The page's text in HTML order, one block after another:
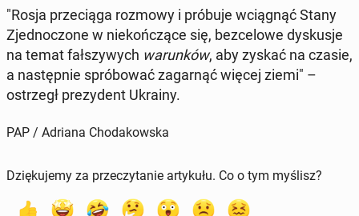
"Rosja prze­cią­ga rozmowy i próbuje wcią­gnąć Stany
Zjed­no­czo­ne w nie­koń­czą­ce się, bez­ce­lo­we dys­ku­sje
na temat fał­szy­wych wa­run­ków, aby zyskać na czasie,
a na­stęp­nie spró­bo­wać za­gar­nąć więcej ziemi" –
ostrzegł pre­zy­dent Ukrainy.
PAP / Adriana Chodakowska
Dziękujemy za przeczytanie artykułu. Co o tym myślisz?